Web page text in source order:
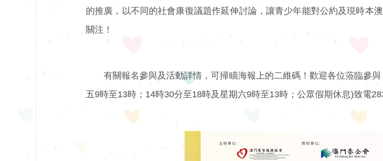
的推廣，以不同的社會康復議題作延伸討論，讓青少年能對公約及現時本
關注！
有關報名參與及活動詳情，可掃瞄海報上的二維碼！歡迎各位蒞臨參
五9時至13時；14時30分至18時及星期六9時至13時；公眾假期休息)致電